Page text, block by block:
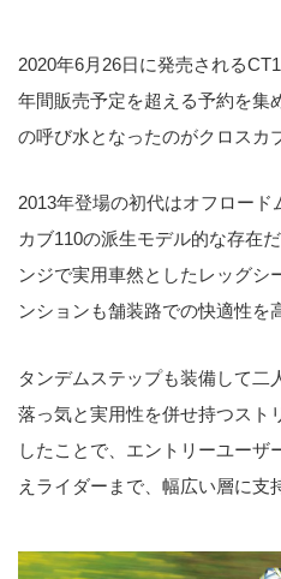
2020年6月26日に発売される
年間販売予定を超える予約を集
の呼び水となったのがクロスカ
2013年登場の初代はオフロー
カブ110の派生モデル的な存在
ンジで実用車然としたレッグシ
ンションも舗装路での快適性を
タンデムステップも装備して二
落っ気と実用性を併せ持つスト
したことで、エントリーユーザ
えライダーまで、幅広い層に支